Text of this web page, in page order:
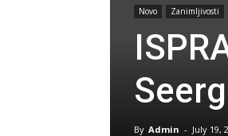
Novo Zanimljivosti
By Admin - July 19,